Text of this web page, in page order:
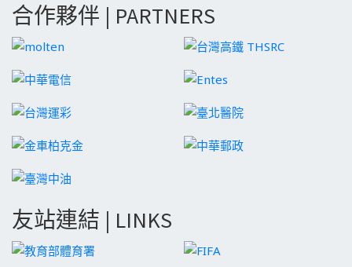
合作夥伴 | PARTNERS
友站連結 | LINKS